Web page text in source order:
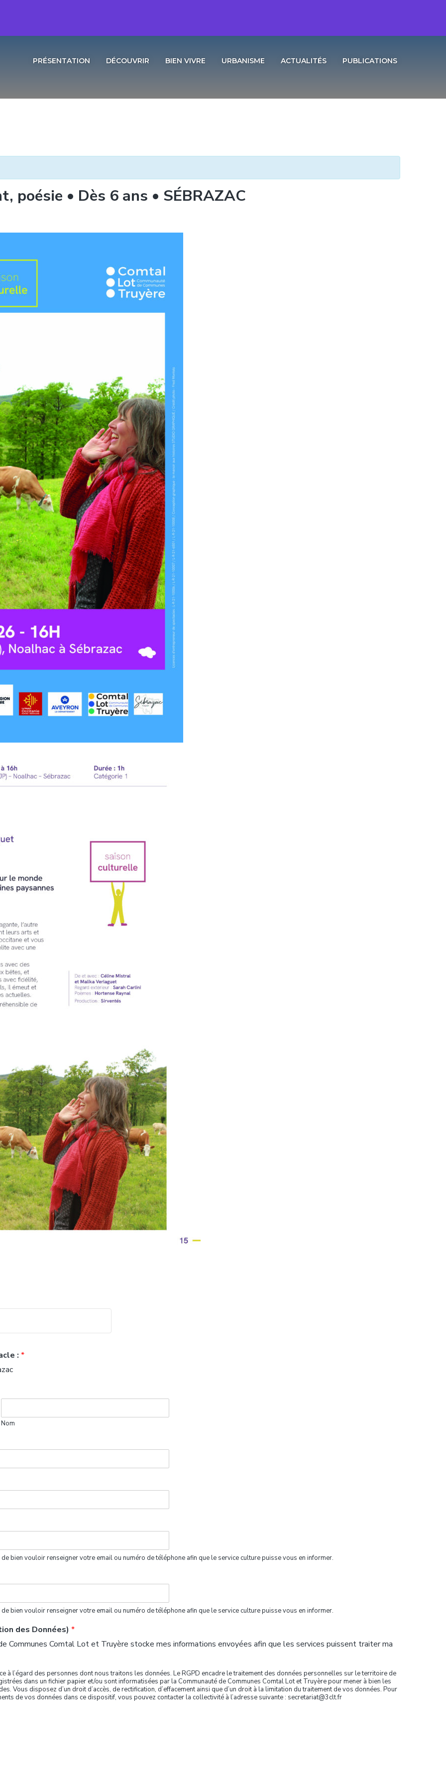
PRÉSENTATION DÉCOUVRIR BIEN VIVRE URBANISME ACTUALITÉS PUBLICATIONS
poésie • Dès 6 ans • SÉBRAZAC
: *
Nom
bien vouloir renseigner votre email ou numéro de téléphone afin que le service culture puisse vous en informer.
bien vouloir renseigner votre email ou numéro de téléphone afin que le service culture puisse vous en informer.
des Données) *
Communes Comtal Lot et Truyère stocke mes informations envoyées afin que les services puissent traiter ma
à l’égard des personnes dont nous traitons les données. Le RGPD encadre le traitement des données personnelles sur le territoire de
dans un fichier papier et/ou sont informatisées par la Communauté de Communes Comtal Lot et Truyère pour mener à bien les
Vous disposez d’un droit d’accès, de rectification, d’effacement ainsi que d’un droit à la limitation du traitement de vos données. Pour
de vos données dans ce dispositif, vous pouvez contacter la collectivité à l’adresse suivante : secretariat@3clt.fr